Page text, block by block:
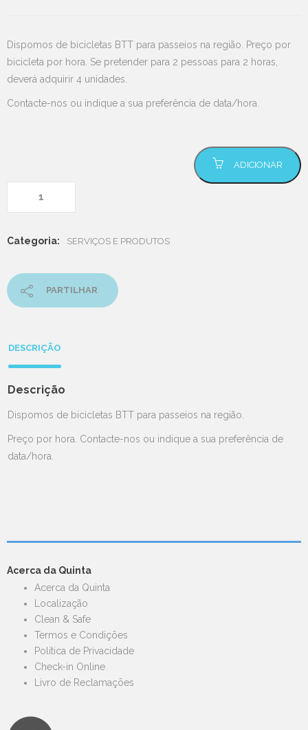
Dispomos de bicicletas BTT para passeios na região. Preço por
bicicleta por hora. Se pretender para 2 pessoas para 2 horas,
deverá adquirir 4 unidades.
Contacte-nos ou indique a sua preferência de data/hora.
ADICIONAR
Categoria: SERVIÇOS E PRODUTOS
PARTILHAR
DESCRIÇÃO
Descrição
Dispomos de bicicletas BTT para passeios na região.
Preço por hora. Contacte-nos ou indique a sua preferência de
data/hora.
Acerca da Quinta
Acerca da Quinta
Localização
Clean & Safe
Termos e Condições
Política de Privacidade
Check-in Online
Livro de Reclamações